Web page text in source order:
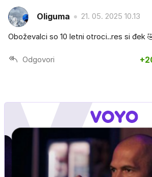
Oliguma 21. 05. 2025 10.13
Oboževalci so 10 letni otroci..res si đek
Odgovori